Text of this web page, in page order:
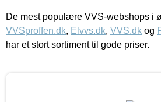
De mest populære VVS-webshops i
VVSproffen.dk, Elvvs.dk, VVS.dk og
har et stort sortiment til gode priser.